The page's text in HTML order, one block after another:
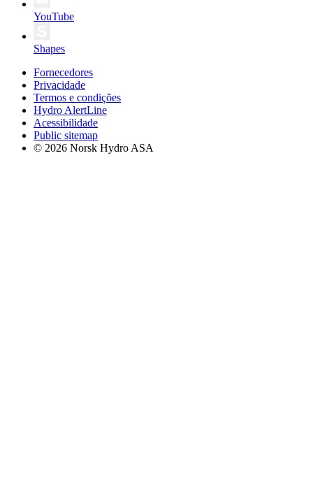
YouTube
Shapes
Fornecedores
Privacidade
Termos e condições
Hydro AlertLine
Acessibilidade
Public sitemap
© 2026 Norsk Hydro ASA